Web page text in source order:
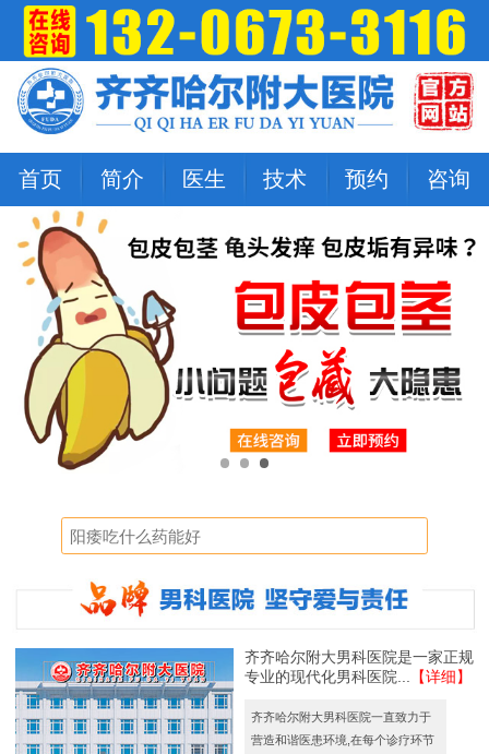
首页 简介 医生 技术 预约 咨询
齐齐哈尔附大男科医院是一家正规
专业的现代化男科医院...
【详细】
齐齐哈尔附大男科医院一直致力于
营造和谐医患环境,在每个诊疗环节